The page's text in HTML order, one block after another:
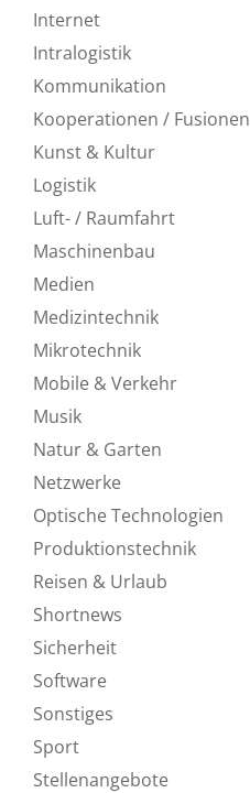
Internet
Intralogistik
Kommunikation
Kooperationen / Fusionen
Kunst & Kultur
Logistik
Luft- / Raumfahrt
Maschinenbau
Medien
Medizintechnik
Mikrotechnik
Mobile & Verkehr
Musik
Natur & Garten
Netzwerke
Optische Technologien
Produktionstechnik
Reisen & Urlaub
Shortnews
Sicherheit
Software
Sonstiges
Sport
Stellenangebote